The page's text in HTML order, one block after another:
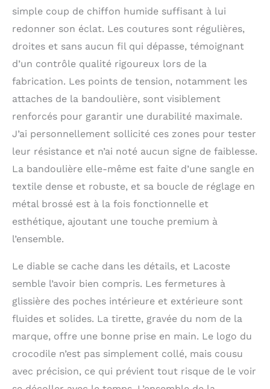
simple coup de chiffon humide suffisant à lui
redonner son éclat. Les coutures sont régulières,
droites et sans aucun fil qui dépasse, témoignant
d’un contrôle qualité rigoureux lors de la
fabrication. Les points de tension, notamment les
attaches de la bandoulière, sont visiblement
renforcés pour garantir une durabilité maximale.
J’ai personnellement sollicité ces zones pour tester
leur résistance et n’ai noté aucun signe de faiblesse.
La bandoulière elle-même est faite d’une sangle en
textile dense et robuste, et sa boucle de réglage en
métal brossé est à la fois fonctionnelle et
esthétique, ajoutant une touche premium à
l’ensemble.
Le diable se cache dans les détails, et Lacoste
semble l’avoir bien compris. Les fermetures à
glissière des poches intérieure et extérieure sont
fluides et solides. La tirette, gravée du nom de la
marque, offre une bonne prise en main. Le logo du
crocodile n’est pas simplement collé, mais cousu
avec précision, ce qui prévient tout risque de le voir